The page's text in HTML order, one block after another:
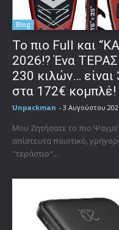
Blog
To πιο Full και
2026!? Ένα
230 κιλών… είναι
στα 172€ κομπλέ!
Unpackman - 3 Αυγούστου
Μου Ζητήσατε το πιο
απίστευτα ποιοτικό,
"τεράστιο"...